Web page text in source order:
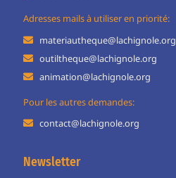
Adresses mails à utiliser en priorité:
materiautheque@lachignole.org
outiltheque@lachignole.org
animation@lachignole.org
Pour les autres demandes:
contact@lachignole.org
Newsletter